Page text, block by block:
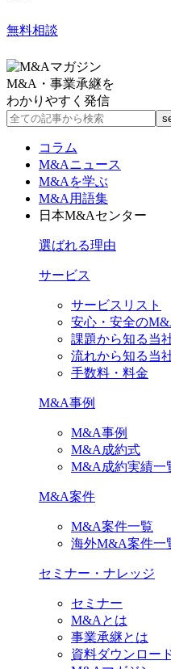
無料相談
M&A・事業承継を
わかりやすく発信
コラム
M&Aニュース
M&Aを学ぶ
M&A用語集
日本M&Aセンター
選ばれる理由
サービス
サービスリスト
安心・安全の
課題から知る当
流れから知る当
手数料・料金
M&A事例
M&A事例
M&A成約式
M&A成約実績一
M&A案件
M&A案件一覧
海外M&A案件一
セミナー・ナレッジ
セミナー
M&Aとは
事業承継とは
資料ダウンロー